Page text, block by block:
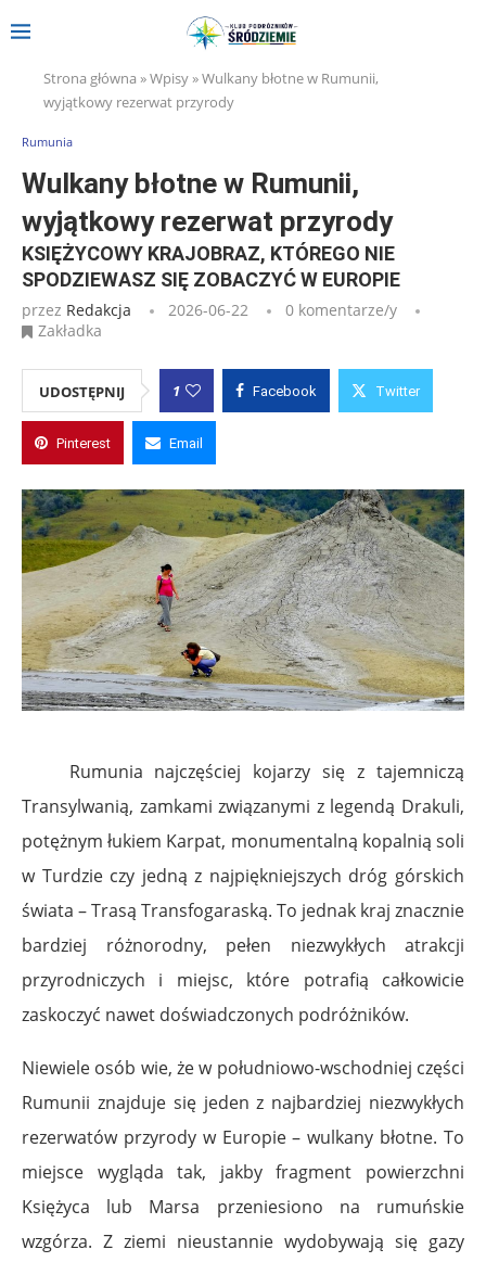
Strona główna »Wpisy»Wulkany błotne w Rumunii,
wyjątkowy rezerwat przyrody
Rumunia
Wulkany błotne w Rumunii,
wyjątkowy rezerwat przyrody
KSIĘŻYCOWY KRAJOBRAZ, KTÓREGO NIE
SPODZIEWASZ SIĘ ZOBACZYĆ W EUROPIE
przez Redakcja 2026-06-22
0 komentarze/y
Zakładka
UDOSTĘPNIJ 1 Facebook Twitter
Pinterest Email
Rumunia najczęściej kojarzy się z tajemniczą
Transylwanią, zamkami związanymi z legendą Drakuli,
potężnym łukiem Karpat, monumentalną kopalnią soli
w Turdzie czy jedną z najpiękniejszych dróg górskich
świata – Trasą Transfogaraską. To jednak kraj znacznie
bardziej różnorodny, pełen niezwykłych atrakcji
przyrodniczych i miejsc, które potrafią całkowicie
zaskoczyć nawet doświadczonych podróżników.
Niewiele osób wie, że w południowo-wschodniej części
Rumunii znajduje się jeden z najbardziej niezwykłych
rezerwatów przyrody w Europie – wulkany błotne. To
miejsce wygląda tak, jakby fragment powierzchni
Księżyca lub Marsa przeniesiono na rumuńskie
wzgórza. Z ziemi nieustannie wydobywają się gazy